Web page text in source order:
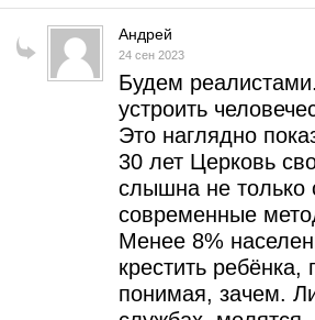
Андрей
24 сен 2023
Будем
устроить
Это наглядно
30 лет Церковь
слышна не
современные
Менее 8%
крестить ребёнка,
понимая, зачем.